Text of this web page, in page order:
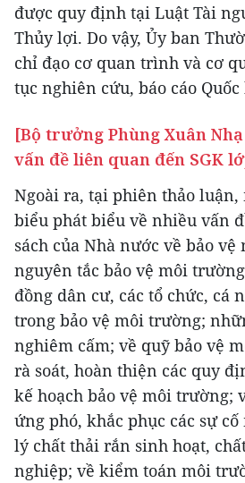
được quy định tại Luật Tài
Thủy lợi. Do vậy, Ủy ban
chỉ đạo cơ quan trình và cơ
tục nghiên cứu, báo cáo Quốc
[Bộ trưởng Phùng Xuân
vấn đề liên quan đến SGK
Ngoài ra, tại phiên thảo luận,
biểu phát biểu về nhiều vấn
sách của Nhà nước về bảo
nguyên tắc bảo vệ môi
đồng dân cư, các tổ chức, cá
trong bảo vệ môi trường;
nghiêm cấm; về quỹ bảo vệ
rà soát, hoàn thiện các quy
kế hoạch bảo vệ môi trường;
ứng phó, khắc phục các sự
lý chất thải rắn sinh hoạt,
nghiệp; về kiểm toán môi